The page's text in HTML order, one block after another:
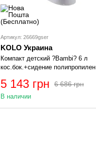
Артикул: 26669gser
KOLO Украина
Компакт детский ?Bambi? 6 л
кос.бок.+сидение полипропилен
6 686 грн
5 143 грн
В наличии